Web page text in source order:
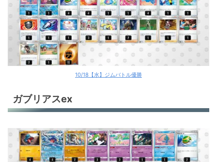
10/18【水】ジムバトル優勝
ガブリアスex